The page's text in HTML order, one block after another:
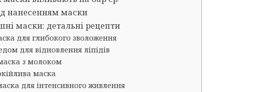
нанесенням маски
маски: детальні рецепти
для глибокого зволоження
для відновлення ліпідів
з молоком
маска
для інтенсивного живлення